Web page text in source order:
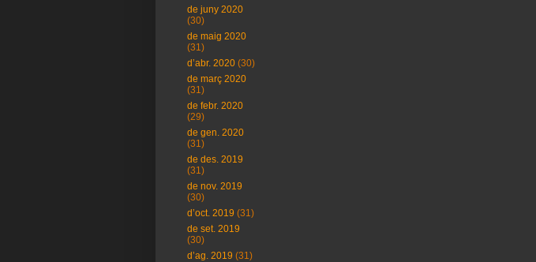
de juny 2020
(30)
de maig 2020
(31)
d’abr. 2020 (30)
de març 2020
(31)
de febr. 2020
(29)
de gen. 2020
(31)
de des. 2019
(31)
de nov. 2019
(30)
d’oct. 2019 (31)
de set. 2019
(30)
d’ag. 2019 (31)